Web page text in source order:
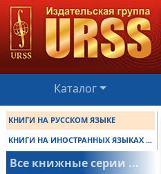
Каталог
КНИГИ НА РУССКОМ ЯЗЫКЕ
КНИГИ НА ИНОСТРАННЫХ ЯЗЫКАХ ...
Все книжные серии ...